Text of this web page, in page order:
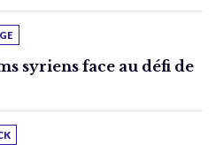
syriens face au défi de